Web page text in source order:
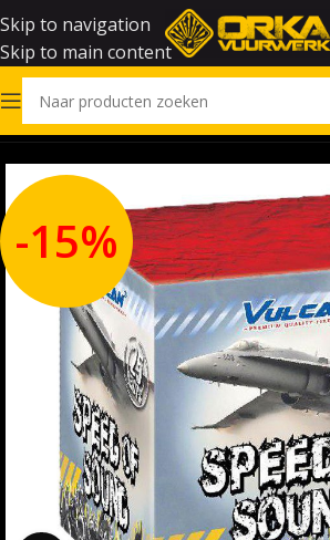
Skip to navigation
Skip to main content
Home Outlet
-15%